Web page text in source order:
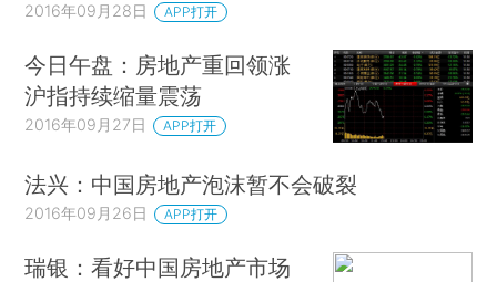
2016年09月28日 APP打开
今日午盘：房地产重回领涨
沪指持续缩量震荡
2016年09月27日 APP打开
法兴：中国房地产泡沫暂不会破裂
2016年09月26日 APP打开
瑞银：看好中国房地产市场